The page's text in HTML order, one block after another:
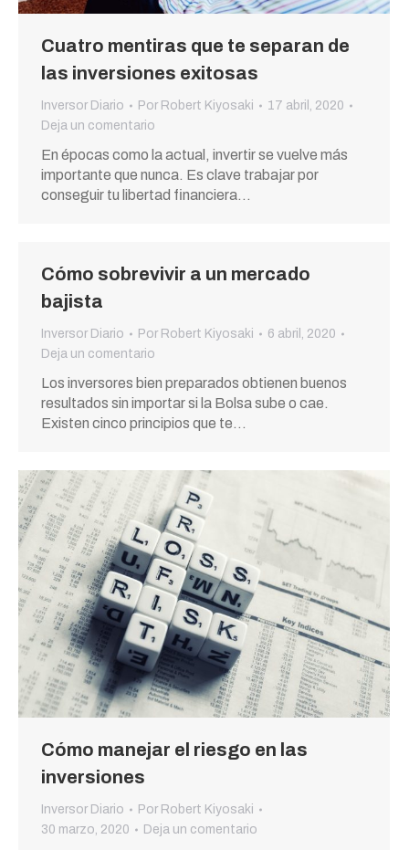
Cuatro mentiras que te separan de
las inversiones exitosas
Inversor Diario Por Robert Kiyosaki
17 abril, 2020
Deja un comentario
En épocas como la actual, invertir se vuelve más
importante que nunca. Es clave trabajar por
conseguir tu libertad financiera…
Cómo sobrevivir a un mercado
bajista
Inversor Diario Por Robert Kiyosaki
6 abril, 2020
Deja un comentario
Los inversores bien preparados obtienen buenos
resultados sin importar si la Bolsa sube o cae.
Existen cinco principios que te…
Cómo manejar el riesgo en las
inversiones
Inversor Diario Por Robert Kiyosaki
30 marzo, 2020
Deja un comentario